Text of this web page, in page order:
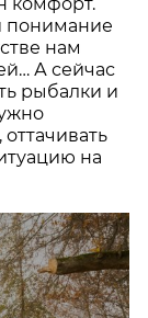
понимание
нам
А сейчас
рыбалки и
на